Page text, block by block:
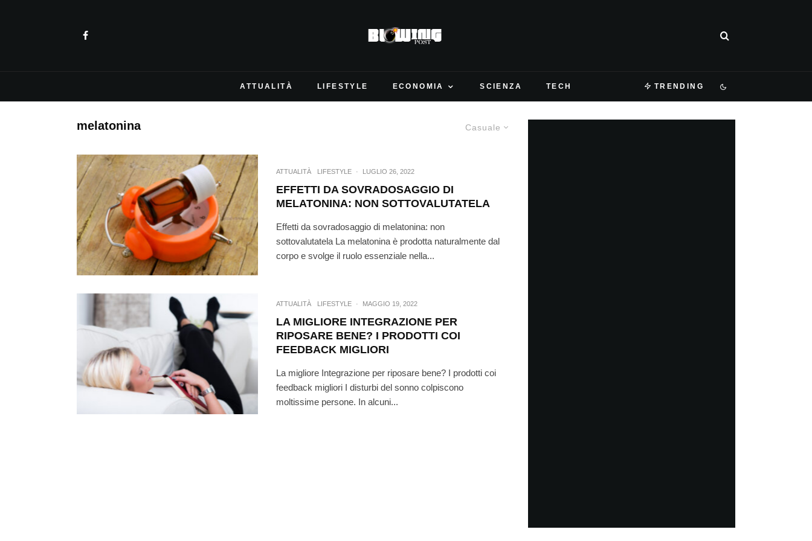
ATTUALITÀ LIFESTYLE ECONOMIA SCIENZA TECH TRENDING
Casuale
melatonina
ATTUALITÀ LIFESTYLE · LUGLIO 26, 2022
EFFETTI DA SOVRADOSAGGIO DI
MELATONINA: NON SOTTOVALUTATELA
Effetti da sovradosaggio di melatonina: non
sottovalutatela La melatonina è prodotta naturalmente dal
corpo e svolge il ruolo essenziale nella...
ATTUALITÀ LIFESTYLE · MAGGIO 19, 2022
LA MIGLIORE INTEGRAZIONE PER
RIPOSARE BENE? I PRODOTTI COI
FEEDBACK MIGLIORI
La migliore Integrazione per riposare bene? I prodotti coi
feedback migliori I disturbi del sonno colpiscono
moltissime persone. In alcuni...